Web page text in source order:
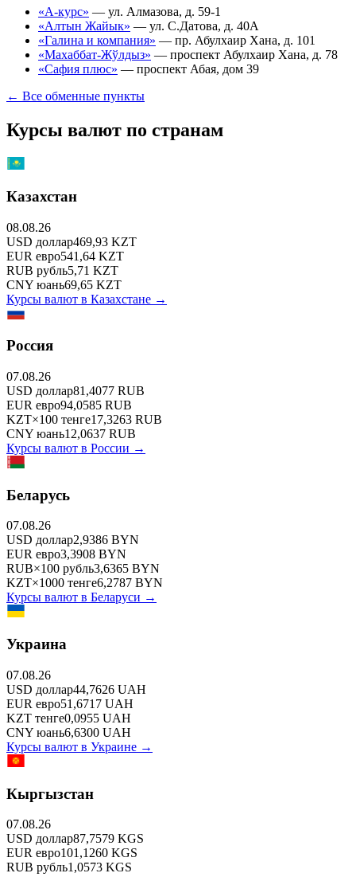
«А-курс» — ул. Алмазова, д. 59-1
«Алтын Жайык» — ул. С.Датова, д. 40А
«Галина и компания» — пр. Абулхаир Хана, д. 101
«Махаббат-Жўлдыз» — проспект Абулхаир Хана, д. 78
«Сафия плюс» — проспект Абая, дом 39
← Все обменные пункты
Курсы валют по странам
Казахстан
08.08.26
USD доллар469,93 KZT
EUR евро541,64 KZT
RUB рубль5,71 KZT
CNY юань69,65 KZT
Курсы валют в Казахстане →
Россия
07.08.26
USD доллар81,4077 RUB
EUR евро94,0585 RUB
KZT×100 тенге17,3263 RUB
CNY юань12,0637 RUB
Курсы валют в России →
Беларусь
07.08.26
USD доллар2,9386 BYN
EUR евро3,3908 BYN
RUB×100 рубль3,6365 BYN
KZT×1000 тенге6,2787 BYN
Курсы валют в Беларуси →
Украина
07.08.26
USD доллар44,7626 UAH
EUR евро51,6717 UAH
KZT тенге0,0955 UAH
CNY юань6,6300 UAH
Курсы валют в Украине →
Кыргызстан
07.08.26
USD доллар87,7579 KGS
EUR евро101,1260 KGS
RUB рубль1,0573 KGS